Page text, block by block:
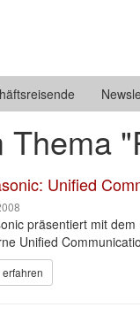
Thema
Unified
präsentiert mit
Unified
erfahren